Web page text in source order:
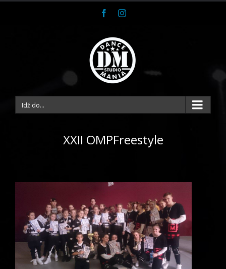
FacebookInstagram
Idź do...
XXII OMPFreestyle